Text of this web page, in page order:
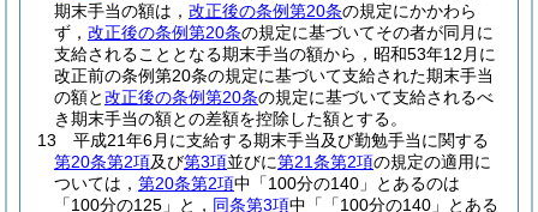
期末手当の額は， 改正後の条例第20条の規定にかかわら
ず， 改正後の条例第20条の規定に基づいてその者が同月に
支給されることとなる期末手当の額から，昭和53年12月に
改正前の条例第20条の規定に基づいて支給された期末手当
の額と改正後の条例第20条の規定に基づいて支給されるべ
き期末手当の額との差額を控除した額とする。
13
平成21年6月に支給する期末手当及び勤勉手当に関する
第20条第2項及び第3項並びに第21条第2項の規定の適用に
ついては， 第20条第2項中「100分の140」とあるのは
「100分の125」と， 同条第3項中「「100分の140」とある